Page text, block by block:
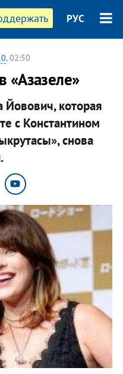
РУС
, 02:50
«Азазеле»
Йовович, которая
с Константином
снова